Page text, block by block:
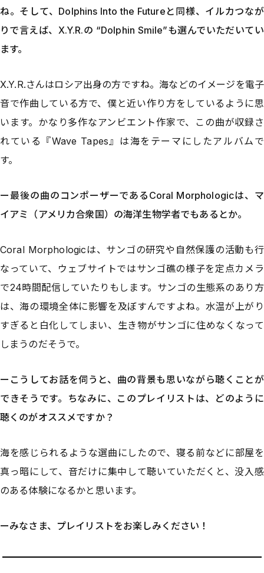
ね。そして、Dolphins Into the Futureと同様、イルカつなが
りで言えば、X.Y.R.の “Dolphin Smile”も選んでいただいてい
ます。
X.Y.R.さんはロシア出身の方ですね。海などのイメージを電子
音で作曲している方で、僕と近い作り方をしているように思
います。かなり多作なアンビエント作家で、この曲が収録さ
れている『Wave Tapes』は海をテーマにしたアルバムで
す。
ー最後の曲のコンポーザーであるCoral Morphologicは、マ
イアミ（アメリカ合衆国）の海洋生物学者でもあるとか。
Coral Morphologicは、サンゴの研究や自然保護の活動も行
なっていて、ウェブサイトではサンゴ礁の様子を定点カメラ
で24時間配信していたりもします。サンゴの生態系のあり方
は、海の環境全体に影響を及ぼすんですよね。水温が上がり
すぎると白化してしまい、生き物がサンゴに住めなくなって
しまうのだそうで。
ーこうしてお話を伺うと、曲の背景も思いながら聴くことが
できそうです。ちなみに、このプレイリストは、どのように
聴くのがオススメですか？
海を感じられるような選曲にしたので、寝る前などに部屋を
真っ暗にして、音だけに集中して聴いていただくと、没入感
のある体験になるかと思います。
ーみなさま、プレイリストをお楽しみください！